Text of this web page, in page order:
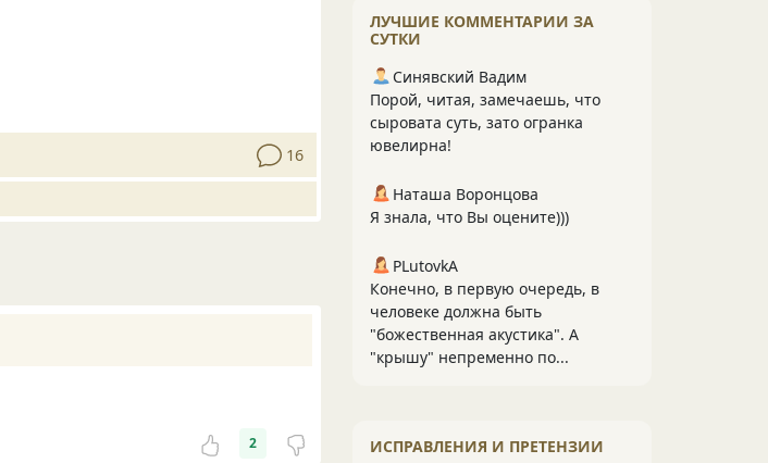
16
2
ЛУЧШИЕ КОММЕНТАРИИ ЗА
СУТКИ
Синявский Вадим
Порой, читая, замечаешь, что
сыровата суть, зато огранка
ювелирна!
Наташа Воронцова
Я знала, что Вы оцените)))
PLutоvkА
Конечно, в первую очередь, в
человеке должна быть
"божественная акустика". А
"крышу" непременно по...
ИСПРАВЛЕНИЯ И ПРЕТЕНЗИИ